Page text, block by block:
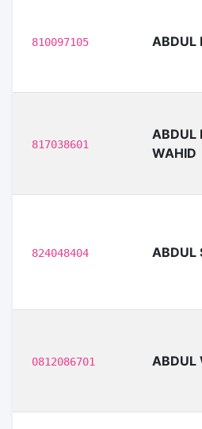
810097105 ABDUL
817038601
ABDUL
WAHID
824048404 ABDUL
0812086701 ABDUL